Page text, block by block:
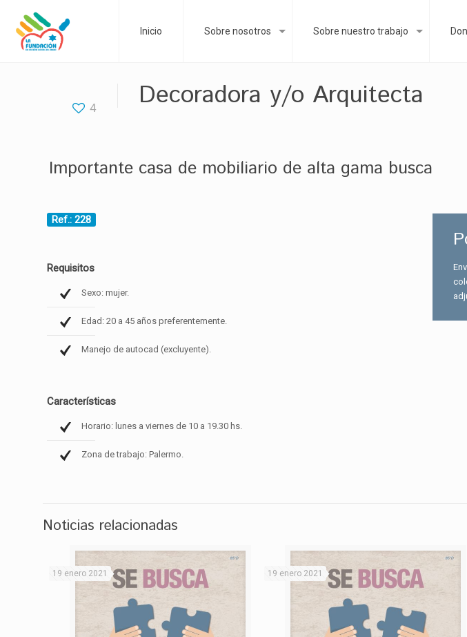
Inicio Sobre nosotros Sobre nuestro trabajo
4 Decoradora y/o Arquitecta
Importante casa de mobiliario de alta gama busca
Ref.: 228
Requisitos
Sexo: mujer.
Edad: 20 a 45 años preferentemente.
Manejo de autocad (excluyente).
Características
Horario: lunes a viernes de 10 a 19.30 hs.
Zona de trabajo: Palermo.
Noticias relacionadas
19 enero 2021 19 enero 2021